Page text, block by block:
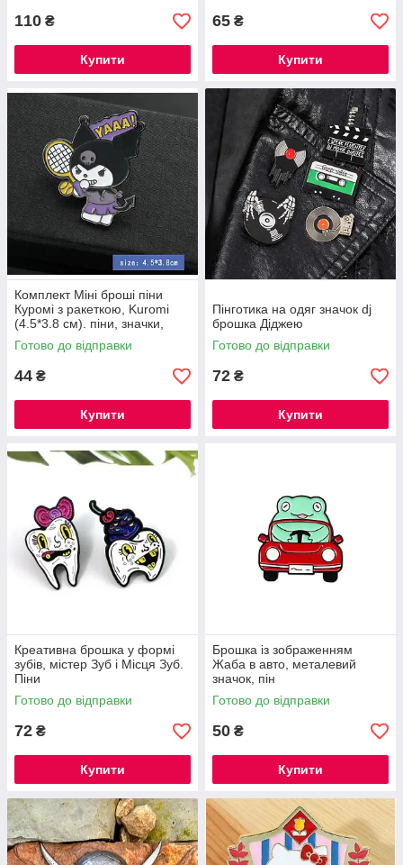
110 ₴
Купити
65 ₴
Купити
Комплект Міні броші піни
Куромі з ракеткою, Kuromi
(4.5*3.8 см). піни, значки,
піни
Готово до відправки
44 ₴
Купити
Пінготика на одяг значок dj
брошка Діджею
Готово до відправки
72 ₴
Купити
Креативна брошка у формі
зубів, містер Зуб і Місця Зуб.
Піни
Готово до відправки
72 ₴
Купити
Брошка із зображенням
Жаба в авто, металевий
значок, пін
Готово до відправки
50 ₴
Купити